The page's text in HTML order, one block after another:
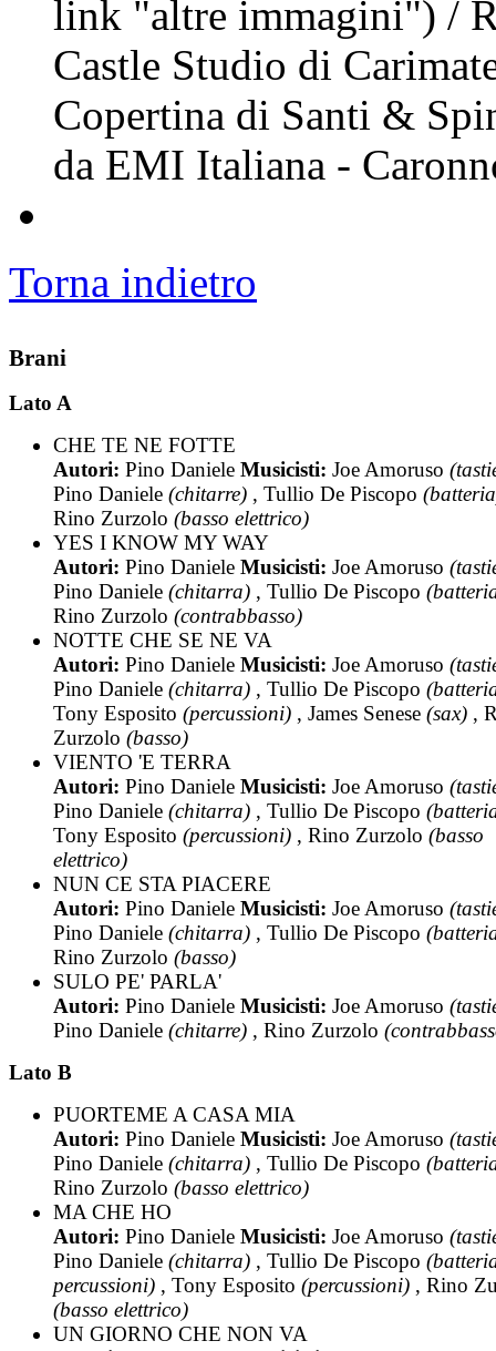
link "altre immagini") /
Castle Studio di
Copertina di Santi &
da EMI Italiana -
Torna indietro
Brani
Lato A
CHE TE NE FOTTE
Autori: Pino Daniele Musicisti: Joe Amoruso
Pino Daniele (chitarre) , Tullio De Piscopo
Rino Zurzolo (basso elettrico)
YES I KNOW MY WAY
Autori: Pino Daniele Musicisti: Joe Amoruso
Pino Daniele (chitarra) , Tullio De Piscopo
Rino Zurzolo (contrabbasso)
NOTTE CHE SE NE VA
Autori: Pino Daniele Musicisti: Joe Amoruso
Pino Daniele (chitarra) , Tullio De Piscopo
Tony Esposito (percussioni) , James Senese (sax) ,
Zurzolo (basso)
VIENTO 'E TERRA
Autori: Pino Daniele Musicisti: Joe Amoruso
Pino Daniele (chitarra) , Tullio De Piscopo
Tony Esposito (percussioni) , Rino Zurzolo (basso
elettrico)
NUN CE STA PIACERE
Autori: Pino Daniele Musicisti: Joe Amoruso
Pino Daniele (chitarra) , Tullio De Piscopo
Rino Zurzolo (basso)
SULO PE' PARLA'
Autori: Pino Daniele Musicisti: Joe Amoruso
Pino Daniele (chitarre) , Rino Zurzolo
Lato B
PUORTEME A CASA MIA
Autori: Pino Daniele Musicisti: Joe Amoruso
Pino Daniele (chitarra) , Tullio De Piscopo
Rino Zurzolo (basso elettrico)
MA CHE HO
Autori: Pino Daniele Musicisti: Joe Amoruso
Pino Daniele (chitarra) , Tullio De Piscopo
percussioni) , Tony Esposito (percussioni) , Rino
(basso elettrico)
UN GIORNO CHE NON VA